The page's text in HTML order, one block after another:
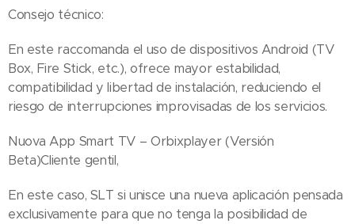
Consejo técnico:
En este raccomanda el uso de dispositivos Android (TV
Box, Fire Stick, etc.), ofrece mayor estabilidad,
compatibilidad y libertad de instalación, reduciendo el
riesgo de interrupciones improvisadas de los servicios.
Nuova App Smart TV – Orbixplayer (Versión
Beta)Cliente gentil,
En este caso, SLT si unisce una nueva aplicación pensada
exclusivamente para que no tenga la posibilidad de